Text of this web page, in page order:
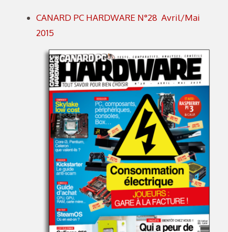
CANARD PC HARDWARE N°28 Avril/Mai
2015